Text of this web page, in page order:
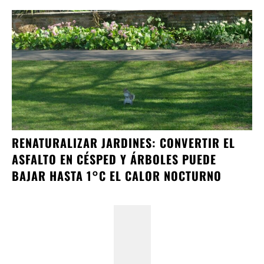
RENATURALIZAR JARDINES: CONVERTIR EL
ASFALTO EN CÉSPED Y ÁRBOLES PUEDE
BAJAR HASTA 1°C EL CALOR NOCTURNO